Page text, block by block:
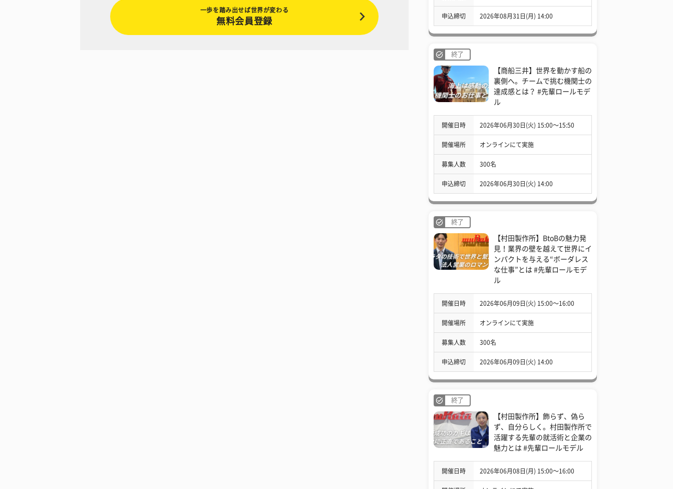
一歩を踏み出せば世界が変わる
無料会員登録
申込締切 2026年08月31日(月) 14:00
終了
【商船三井】世界を動かす船の
裏側へ。チームで挑む機関士の
達成感とは？ #先輩ロールモデ
ル
開催日時 2026年06月30日(火) 15:00〜15:50
開催場所 オンラインにて実施
募集人数 300名
申込締切 2026年06月30日(火) 14:00
終了
【村田製作所】BtoBの魅力発
見！業界の壁を越えて世界にイ
ンパクトを与える“ボーダレス
な仕事”とは #先輩ロールモデ
ル
開催日時 2026年06月09日(火) 15:00〜16:00
開催場所 オンラインにて実施
募集人数 300名
申込締切 2026年06月09日(火) 14:00
終了
【村田製作所】飾らず、偽ら
ず、自分らしく。村田製作所で
活躍する先輩の就活術と企業の
魅力とは #先輩ロールモデル
開催日時 2026年06月08日(月) 15:00〜16:00